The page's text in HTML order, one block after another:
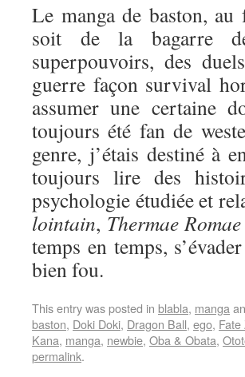
Le manga de baston,
soit de la bagarre
superpouvoirs, des
guerre façon survival
assumer une certaine
toujours été fan de
genre, j’étais destiné à
toujours lire des
psychologie étudiée et
lointain, Thermae Romae
temps en temps,
bien fou.
This entry was posted in blabla, manga
baston, Doki Doki, Dragon Ball, ego,
Kana, manga, newbie, Oba & Obata,
permalink.